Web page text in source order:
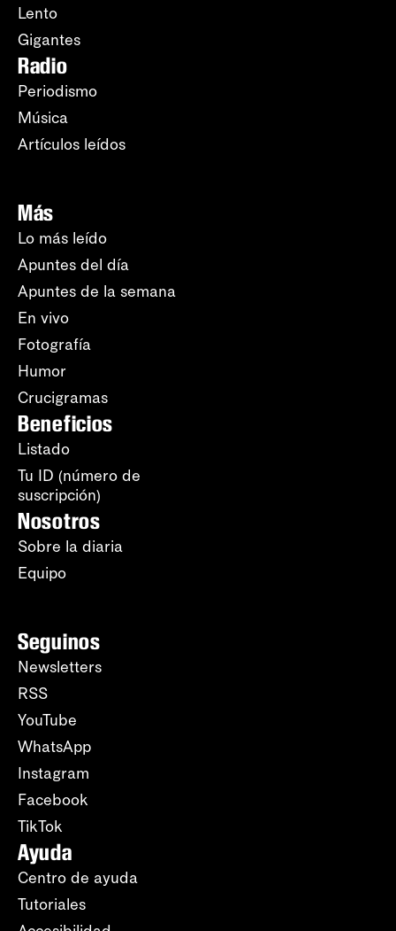
Lento
Gigantes
Radio
Periodismo
Música
Artículos leídos
Más
Lo más leído
Apuntes del día
Apuntes de la semana
En vivo
Fotografía
Humor
Crucigramas
Beneficios
Listado
Tu ID (número de
suscripción)
Nosotros
Sobre la diaria
Equipo
Seguinos
Newsletters
RSS
YouTube
WhatsApp
Instagram
Facebook
TikTok
Ayuda
Centro de ayuda
Tutoriales